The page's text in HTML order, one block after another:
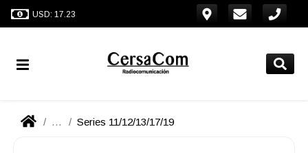
USD: 17.23
... Series 11/12/13/17/19